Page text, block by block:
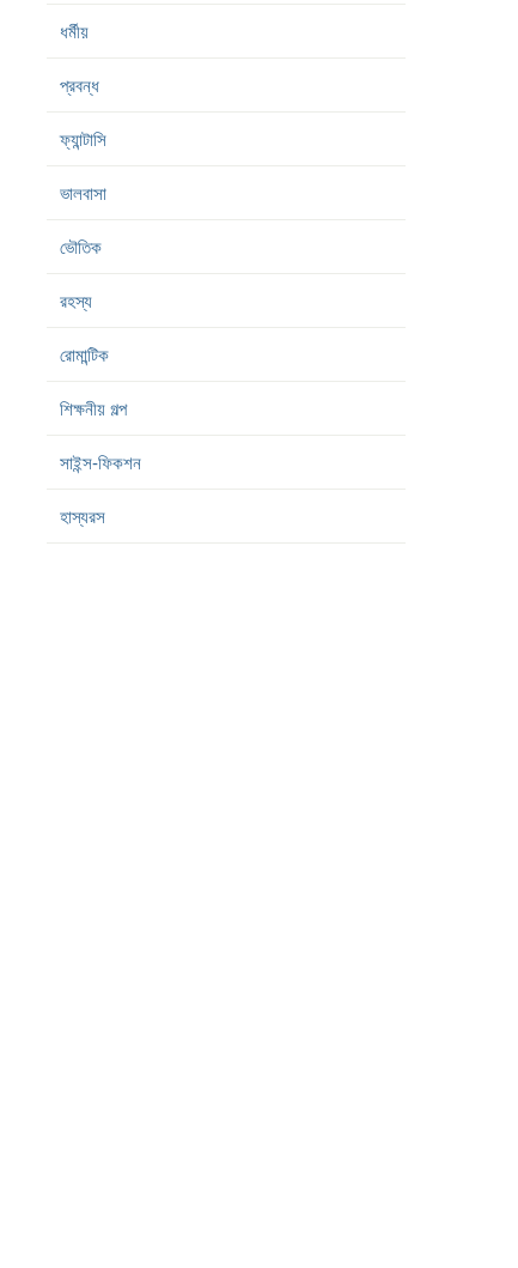
ধর্মীয়
প্রবন্ধ
ফ্যান্টাসি
ভালবাসা
ভৌতিক
রহস্য
রোমান্টিক
শিক্ষনীয় গল্প
সাইন্স-ফিকশন
হাস্যরস